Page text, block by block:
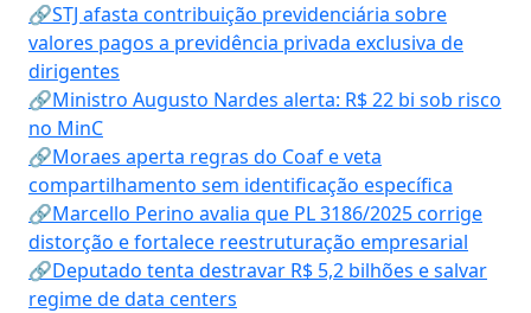
🔗STJ afasta contribuição previdenciária sobre
valores pagos a previdência privada exclusiva de
dirigentes
🔗Ministro Augusto Nardes alerta: R$ 22 bi sob risco
no MinC
🔗Moraes aperta regras do Coaf e veta
compartilhamento sem identificação específica
🔗Marcello Perino avalia que PL 3186/2025 corrige
distorção e fortalece reestruturação empresarial
🔗Deputado tenta destravar R$ 5,2 bilhões e salvar
regime de data centers